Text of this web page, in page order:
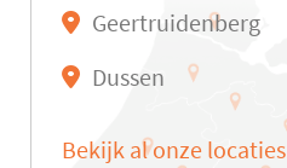
Geertruidenberg
Dussen
Bekijk al onze locaties